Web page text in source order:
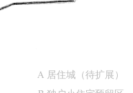
A 居住城（待扩展）